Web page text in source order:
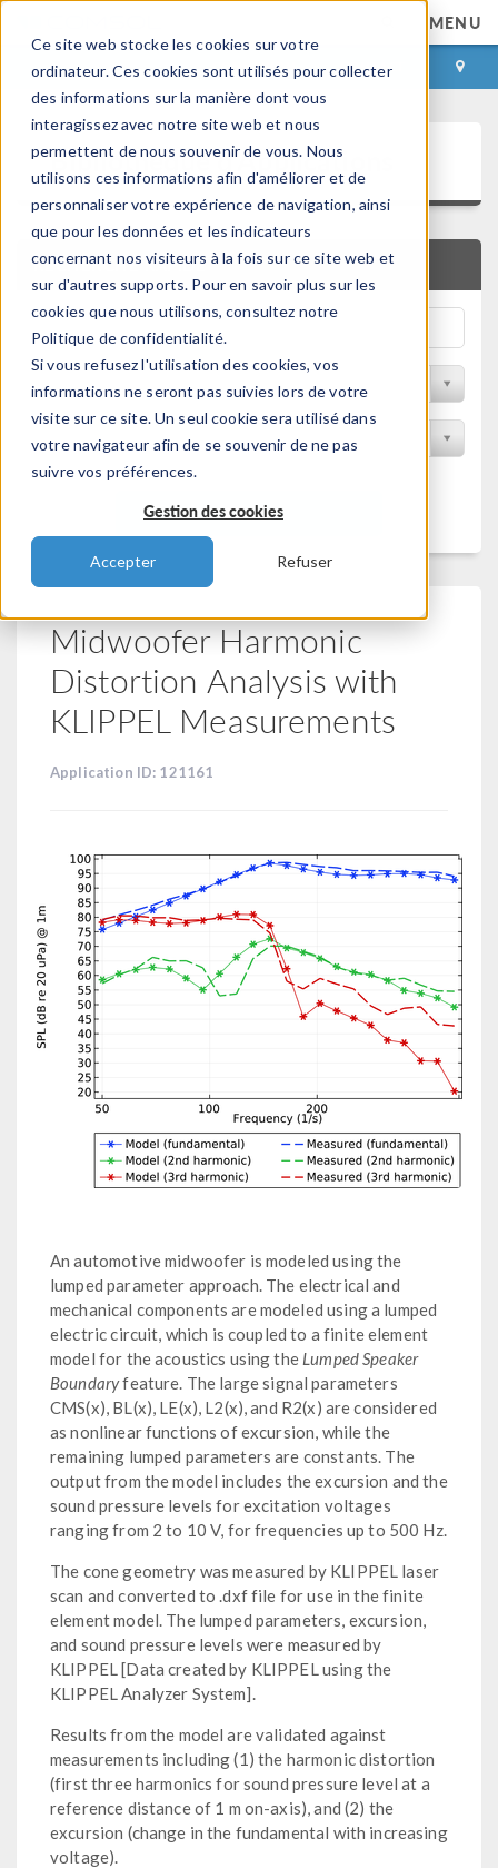
Ce site web stocke les cookies sur votre
ordinateur. Ces cookies sont utilisés pour collecter
des informations sur la manière dont vous
interagissez avec notre site web et nous
permettent de nous souvenir de vous. Nous
utilisons ces informations afin d'améliorer et de
personnaliser votre expérience de navigation, ainsi
que pour les données et les indicateurs
concernant nos visiteurs à la fois sur ce site web et
sur d'autres supports. Pour en savoir plus sur les
cookies que nous utilisons, consultez notre
Politique de confidentialité.
Si vous refusez l'utilisation des cookies, vos
informations ne seront pas suivies lors de votre
visite sur ce site. Un seul cookie sera utilisé dans
votre navigateur afin de se souvenir de ne pas
suivre vos préférences.
Gestion des cookies
Accepter Refuser
MENU
CONNEXION CONTACT
Bibliothèque d'Applications
RECHERCHE RAPIDE
Trier par Discipline
Filtrer par produit
Filtrer
Midwoofer Harmonic
Distortion Analysis with
KLIPPEL Measurements
Application ID: 121161
An automotive midwoofer is modeled using the
lumped parameter approach. The electrical and
mechanical components are modeled using a lumped
electric circuit, which is coupled to a finite element
model for the acoustics using the Lumped Speaker
Boundaryfeature. The large signal parameters
CMS(x), BL(x), LE(x), L2(x), and R2(x) are considered
as nonlinear functions of excursion, while the
remaining lumped parameters are constants. The
output from the model includes the excursion and the
sound pressure levels for excitation voltages
ranging from 2 to 10 V, for frequencies up to 500 Hz.
The cone geometry was measured by KLIPPEL laser
scan and converted to .dxf file for use in the finite
element model. The lumped parameters, excursion,
and sound pressure levels were measured by
KLIPPEL [Data created by KLIPPEL using the
KLIPPEL Analyzer System].
Results from the model are validated against
measurements including (1) the harmonic distortion
(first three harmonics for sound pressure level at a
reference distance of 1 m on-axis), and (2) the
excursion (change in the fundamental with increasing
voltage).